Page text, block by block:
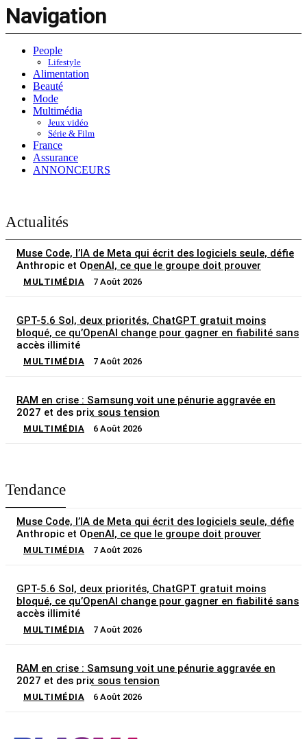
Navigation
People
Lifestyle
Alimentation
Beauté
Mode
Multimédia
Jeux vidéo
Série & Film
France
Assurance
ANNONCEURS
Actualités
Muse Code, l’IA de Meta qui écrit des logiciels seule, défie
Anthropic et OpenAI, ce que le groupe doit prouver
MULTIMÉDIA 7 Août 2026
GPT-5.6 Sol, deux priorités, ChatGPT gratuit moins
bloqué, ce qu’OpenAI change pour gagner en fiabilité sans
accès illimité
MULTIMÉDIA 7 Août 2026
RAM en crise : Samsung voit une pénurie aggravée en
2027 et des prix sous tension
MULTIMÉDIA 6 Août 2026
Tendance
Muse Code, l’IA de Meta qui écrit des logiciels seule, défie
Anthropic et OpenAI, ce que le groupe doit prouver
MULTIMÉDIA 7 Août 2026
GPT-5.6 Sol, deux priorités, ChatGPT gratuit moins
bloqué, ce qu’OpenAI change pour gagner en fiabilité sans
accès illimité
MULTIMÉDIA 7 Août 2026
RAM en crise : Samsung voit une pénurie aggravée en
2027 et des prix sous tension
MULTIMÉDIA 6 Août 2026